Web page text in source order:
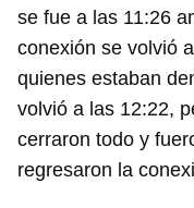
se fue a las 11:26
conexión se volvió
quienes estaban
volvió a las 12:22,
cerraron todo y
regresaron la